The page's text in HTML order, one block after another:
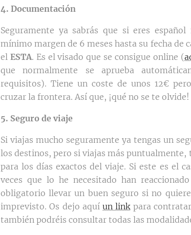
4. Documentación
Seguramente ya sabrás que si eres
mínimo margen de 6 meses hasta su fecha de
el ESTA. Es el visado que se consigue online (
que normalmente se aprueba
requisitos). Tiene un coste de unos 12€
cruzar la frontera. Así que, ¡qué no se te olvide!
5. Seguro de viaje
Si viajas mucho seguramente ya tengas un
los destinos, pero si viajas más puntualmente,
para los días exactos del viaje. Si este es el
veces que lo he necesitado han
obligatorio llevar un buen seguro si no
imprevisto. Os dejo aquíun linkpara
también podréis consultar todas las